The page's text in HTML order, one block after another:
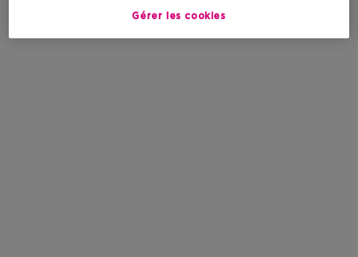
Gérer les cookies